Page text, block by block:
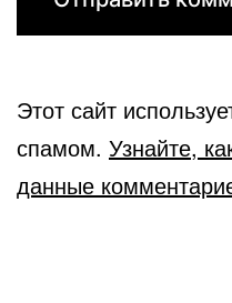
Этот сайт
спамом. Узнайте,
данные